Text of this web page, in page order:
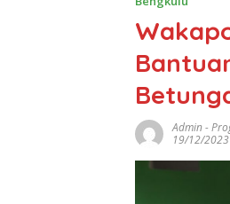
Admin-
19/12/2023